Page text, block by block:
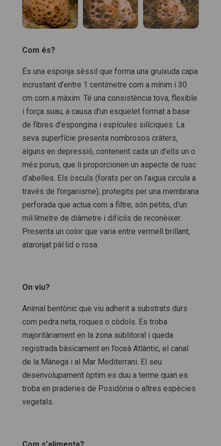
Com és?
És una esponja sèssil que forma una gruixuda capa
incrustant d’entre 1 centímetre com a mínim i 30
cm com a màxim. Té una consistència tova, flexible
i força suau, a causa d’un esquelet format a base
de fibres d’espongina i espícules silíciques. La
seva superfície presenta nombrosos cràters,
alguns en depressió, contenent cada un d’ells un o
més porus, que li proporcionen un aspecte de rusc
d’abelles. Els òsculs (forats per on l’aigua circula a
través de l’organisme), protegits per una membrana
perforada que actua com a filtre, són petits, d’un
mil·límetre de diàmetre i difícils de reconèixer.
Presenta un color que varia entre vermell brillant,
ataronjat pàl·lid o rosa.
On viu?
Animal bentònic que viu adherit a substrats durs
com pedra neta, roques o còdols. Es troba
majoritàriament en la zona sublitoral i queda
registrada bàsicament en l’oceà Atlàntic, el canal
de la Mànega i al Mar Mediterrani. El seu
desenvolupament òptim es duu a terme quan es
troba en praderies de Posidònia o altres espècies
vegetals.